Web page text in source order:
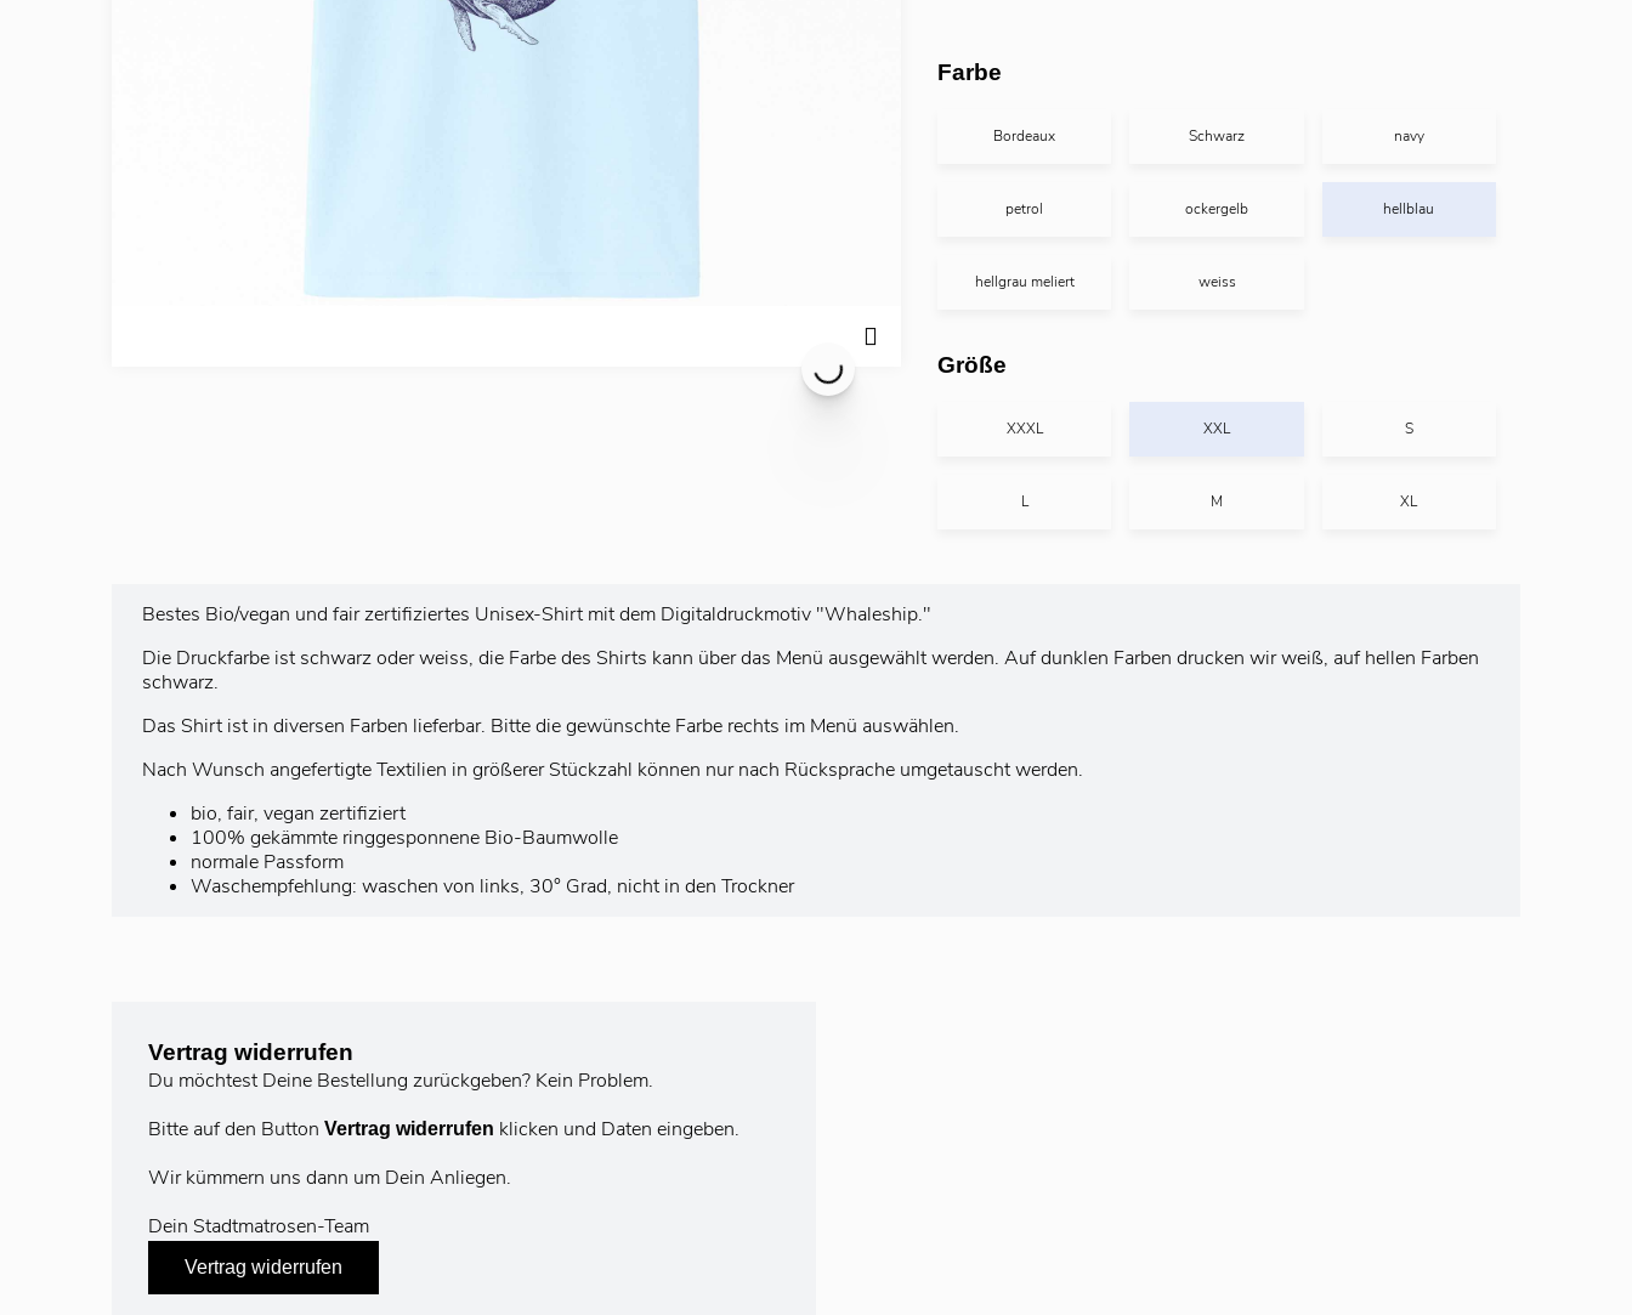
Farbe
Bordeaux Schwarz navy
petrol ockergelb hellblau
hellgrau meliert weiss
Größe
XXXL XXL S
L M XL
Bestes Bio/vegan und fair zertifiziertes Unisex-Shirt mit dem Digitaldruckmotiv "Whaleship."
Die Druckfarbe ist schwarz oder weiss, die Farbe des Shirts kann über das Menü ausgewählt werden. Auf dunklen Farben drucken wir weiß, auf hellen Farben
schwarz.
Das Shirt ist in diversen Farben lieferbar. Bitte die gewünschte Farbe rechts im Menü auswählen.
Nach Wunsch angefertigte Textilien in größerer Stückzahl können nur nach Rücksprache umgetauscht werden.
bio, fair, vegan zertifiziert
100% gekämmte ringgesponnene Bio-Baumwolle
normale Passform
Waschempfehlung: waschen von links, 30° Grad, nicht in den Trockner
Vertrag widerrufen
Du möchtest Deine Bestellung zurückgeben? Kein Problem.
Bitte auf den Button Vertrag widerrufen klicken und Daten eingeben.
Wir kümmern uns dann um Dein Anliegen.
Dein Stadtmatrosen-Team
Vertrag widerrufen